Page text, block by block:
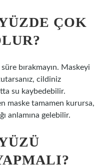
ÇOK
bırakmayın. Maskeyi
cildiniz
su kaybedebilir.
maske tamamen kurursa,
anlamına gelebilir.